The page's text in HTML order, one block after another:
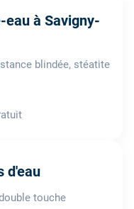
à Savigny-
blindée, stéatite
d'eau
touche